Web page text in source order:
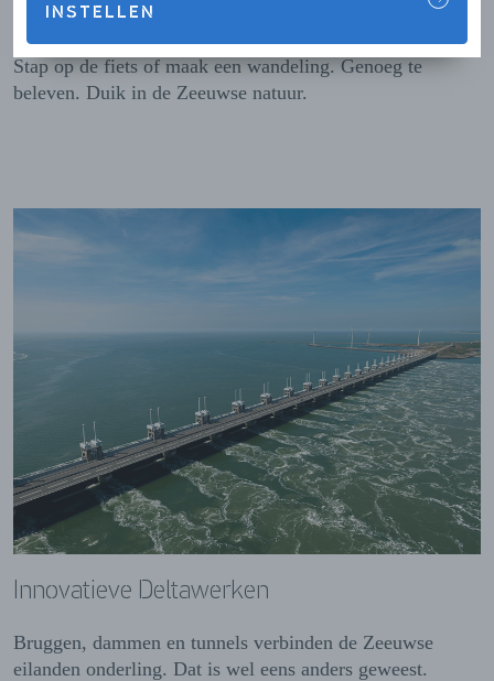
INSTELLEN
schorren, slikken, polders en dijken, maar ook bossen en
duinen. Hier doe je gezonde lucht op. In ieder seizoen.
Stap op de fiets of maak een wandeling. Genoeg te
beleven. Duik in de Zeeuwse natuur.
Innovatieve Deltawerken
Bruggen, dammen en tunnels verbinden de Zeeuwse
eilanden onderling. Dat is wel eens anders geweest.